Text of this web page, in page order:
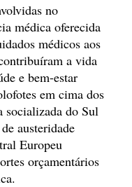
no
médica oferecida
médicos aos
a vida
e bem-estar
em cima dos
socializada do Sul
austeridade
Europeu
orçamentários